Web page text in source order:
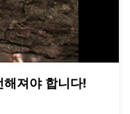
져야 합니다!